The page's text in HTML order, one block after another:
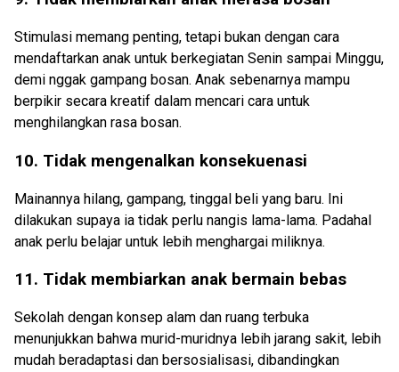
Stimulasi memang penting, tetapi bukan dengan cara
mendaftarkan anak untuk berkegiatan Senin sampai Minggu,
demi nggak gampang bosan. Anak sebenarnya mampu
berpikir secara kreatif dalam mencari cara untuk
menghilangkan rasa bosan.
10. Tidak mengenalkan konsekuenasi
Mainannya hilang, gampang, tinggal beli yang baru. Ini
dilakukan supaya ia tidak perlu nangis lama-lama. Padahal
anak perlu belajar untuk lebih menghargai miliknya.
11. Tidak membiarkan anak bermain bebas
Sekolah dengan konsep alam dan ruang terbuka
menunjukkan bahwa murid-muridnya lebih jarang sakit, lebih
mudah beradaptasi dan bersosialisasi, dibandingkan